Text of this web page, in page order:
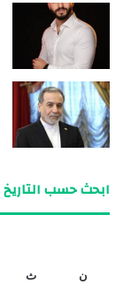
ابحث حسب التاريخ
ن ث